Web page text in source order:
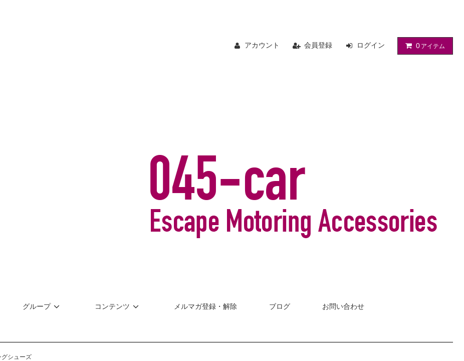
アカウント 会員登録 ログイン 0 アイテム
グループ コンテンツ メルマガ登録・解除 ブログ お問い合わせ
グシューズ